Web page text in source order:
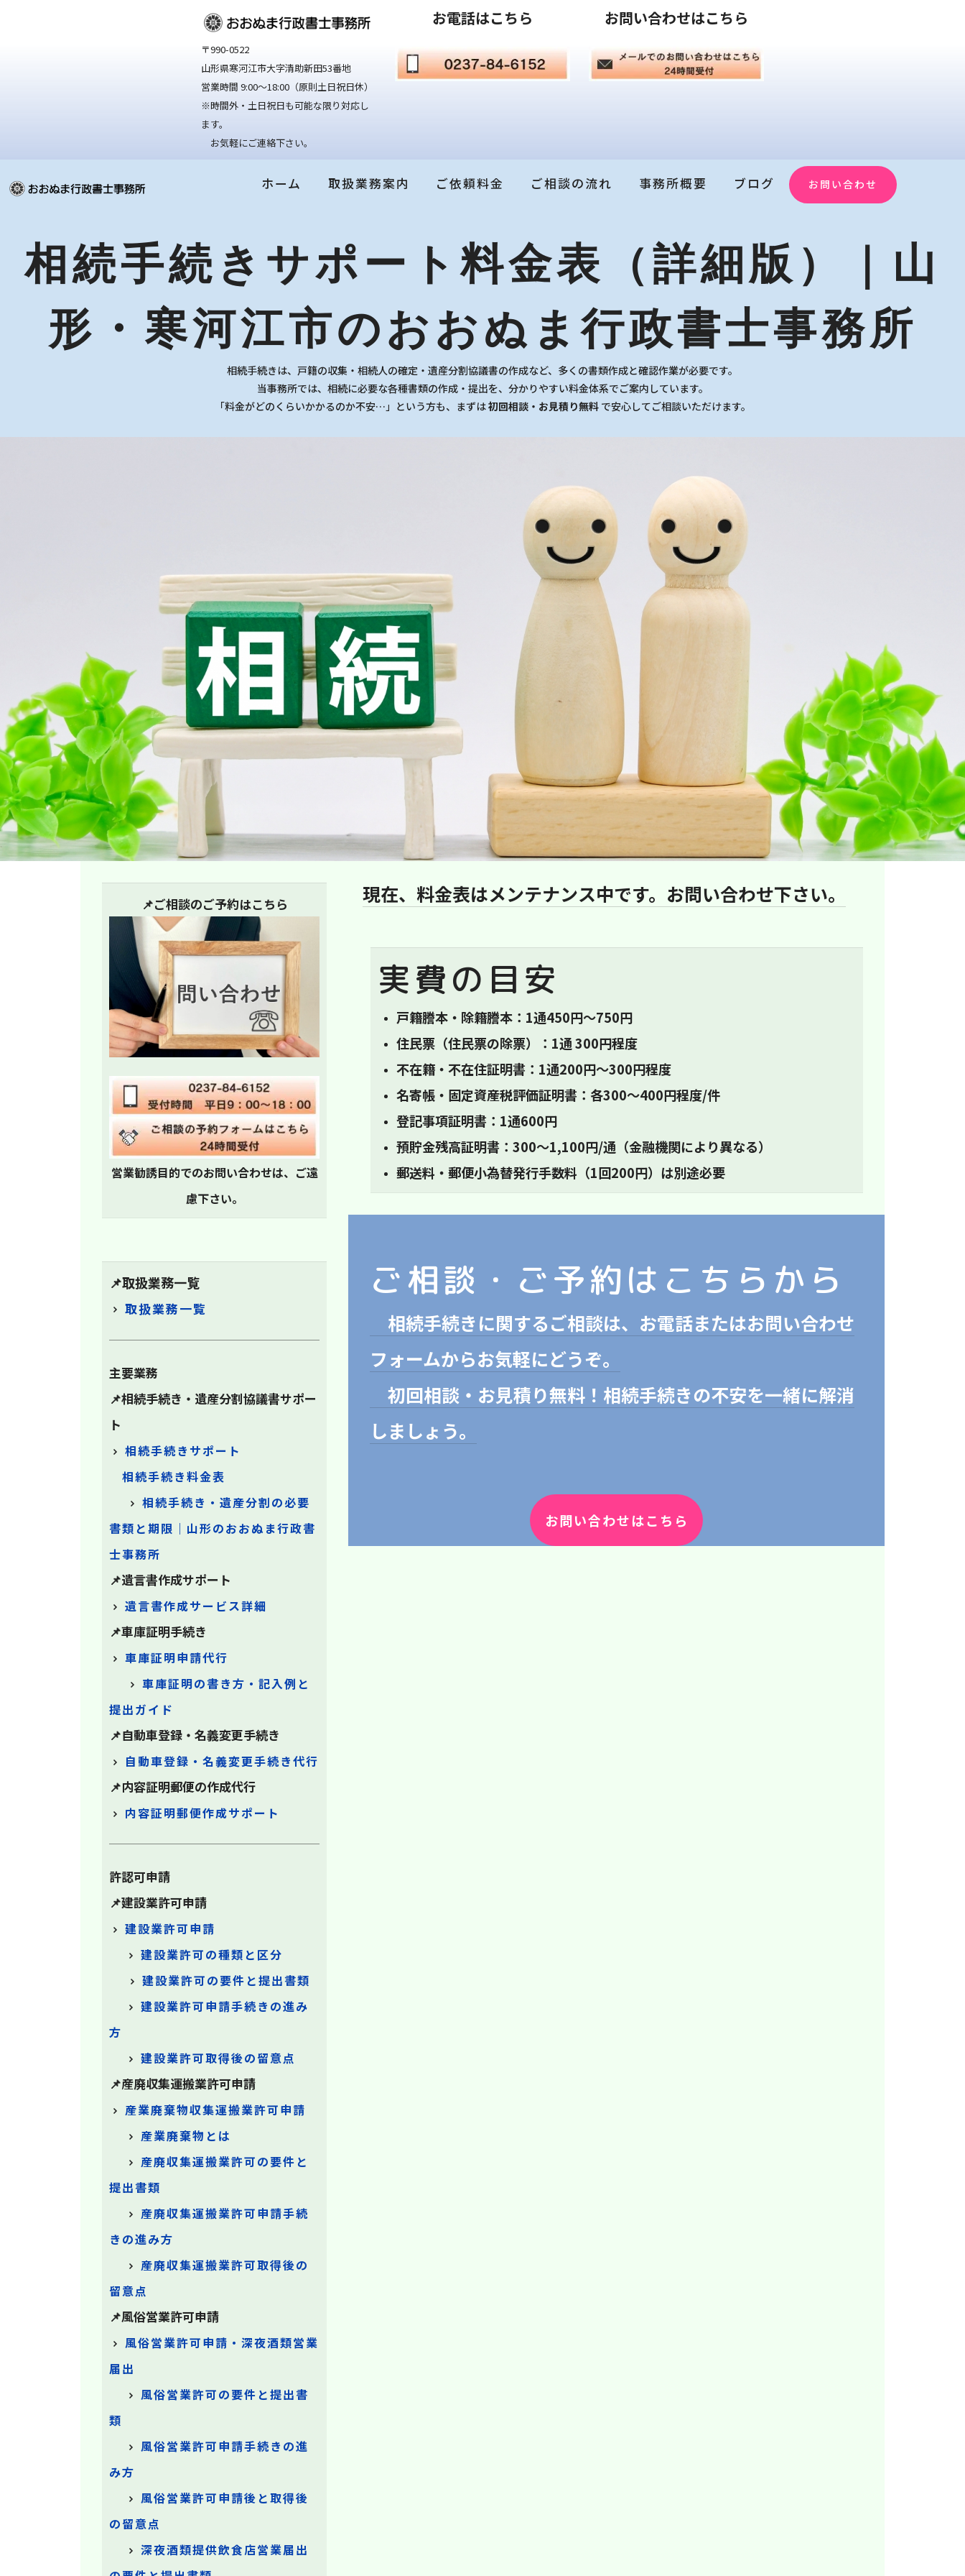
〒990-0522
山形県寒河江市大字清助新田53番地
営業時間 9:00～18:00（原則土日祝日休）
※時間外・土日祝日も可能な限り対応し
ます。
お気軽にご連絡下さい。
お電話はこちら お問い合わせはこちら
ホーム 取扱業務案内 ご依頼料金 ご相談の流れ 事務所概要 ブログ お問い合わせ
相続手続きサポート料金表（詳細版）｜山
形・寒河江市のおおぬま行政書士事務所
相続手続きは、戸籍の収集・相続人の確定・遺産分割協議書の作成など、多くの書類作成と確認作業が必要です。
当事務所では、相続に必要な各種書類の作成・提出を、分かりやすい料金体系でご案内しています。
「料金がどのくらいかかるのか不安…」という方も、まずは初回相談・お見積り無料で安心してご相談いただけます。
現在、料金表はメンテナンス中です。お問い合わせ下さい。
実費の目安
戸籍謄本・除籍謄本：1通450円〜750円
住民票（住民票の除票）：1通 300円程度
不在籍・不在住証明書：1通200円〜300円程度
名寄帳・固定資産税評価証明書：各300〜400円程度/件
登記事項証明書：1通600円
預貯金残高証明書：300〜1,100円/通（金融機関により異なる）
郵送料・郵便小為替発行手数料（1回200円）は別途必要
ご相談・ご予約はこちらから
相続手続きに関するご相談は、お電話またはお問い合わせ
フォームからお気軽にどうぞ。
初回相談・お見積り無料！相続手続きの不安を一緒に解消
しましょう。
お問い合わせはこちら
📌ご相談のご予約はこちら
営業勧誘目的でのお問い合わせは、ご遠
慮下さい。
📌取扱業務一覧
取扱業務一覧
主要業務
📌相続手続き・遺産分割協議書サポー
ト
相続手続きサポート
相続手続き料金表
相続手続き・遺産分割の必要
書類と期限｜山形のおおぬま行政書
士事務所
📌遺言書作成サポート
遺言書作成サービス詳細
📌車庫証明手続き
車庫証明申請代行
車庫証明の書き方・記入例と
提出ガイド
📌自動車登録・名義変更手続き
自動車登録・名義変更手続き代行
📌内容証明郵便の作成代行
内容証明郵便作成サポート
許認可申請
📌建設業許可申請
建設業許可申請
建設業許可の種類と区分
建設業許可の要件と提出書類
建設業許可申請手続きの進み
方
建設業許可取得後の留意点
📌産廃収集運搬業許可申請
産業廃棄物収集運搬業許可申請
産業廃棄物とは
産廃収集運搬業許可の要件と
提出書類
産廃収集運搬業許可申請手続
きの進み方
産廃収集運搬業許可取得後の
留意点
📌風俗営業許可申請
風俗営業許可申請・深夜酒類営業
届出
風俗営業許可の要件と提出書
類
風俗営業許可申請手続きの進
み方
風俗営業許可申請後と取得後
の留意点
深夜酒類提供飲食店営業届出